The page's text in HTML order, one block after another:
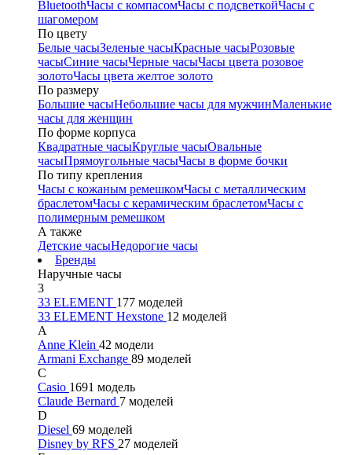
BluetoothЧасы с компасомЧасы с подсветкойЧасы с
шагомером
По цвету
Белые часыЗеленые часыКрасные часыРозовые
часыСиние часыЧерные часыЧасы цвета розовое
золотоЧасы цвета желтое золото
По размеру
Большие часыНебольшие часы для мужчинМаленькие
часы для женщин
По форме корпуса
Квадратные часыКруглые часыОвальные
часыПрямоугольные часыЧасы в форме бочки
По типу крепления
Часы с кожаным ремешкомЧасы с металлическим
браслетомЧасы с керамическим браслетомЧасы с
полимерным ремешком
А также
Детские часыНедорогие часы
Бренды
Наручные часы
3
33 ELEMENT 177 моделей
33 ELEMENT Hexstone 12 моделей
A
Anne Klein 42 модели
Armani Exchange 89 моделей
C
Casio 1691 модель
Claude Bernard 7 моделей
D
Diesel 69 моделей
Disney by RFS 27 моделей